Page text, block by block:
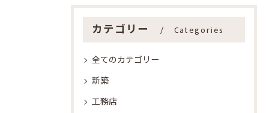
カテゴリー Categories
全てのカテゴリー
新築
工務店